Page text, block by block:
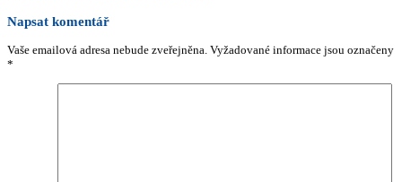
Napsat komentář
Vaše emailová adresa nebude zveřejněna. Vyžadované informace jsou označeny
*